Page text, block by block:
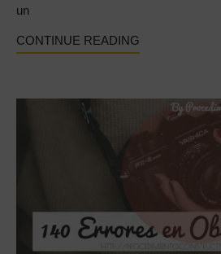
un
CONTINUE READING